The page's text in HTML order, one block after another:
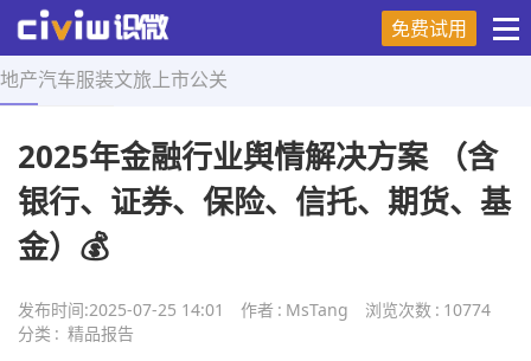
免费试用
地产汽车服装文旅 上市公关
首页 > 精品报告 > 正文
2025年金融行业舆情解决方案 （含
银行、证券、保险、信托、期货、基
金）💰
发布时间:2025-07-25 14:01 作者 : MsTang 浏览次数 : 10774
分类 : 精品报告